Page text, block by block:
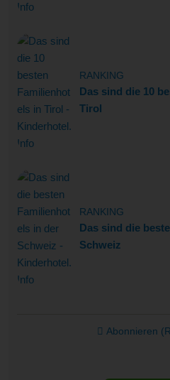
RANKING
Das sind die 10
Tirol
RANKING
Das sind die
Schweiz
Abonnieren